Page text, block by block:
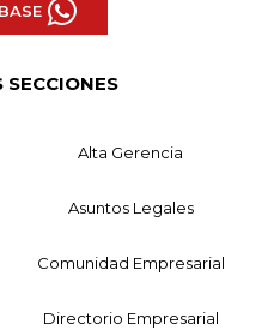
SECCIONES
Alta Gerencia
Asuntos Legales
Comunidad Empresarial
Directorio Empresarial